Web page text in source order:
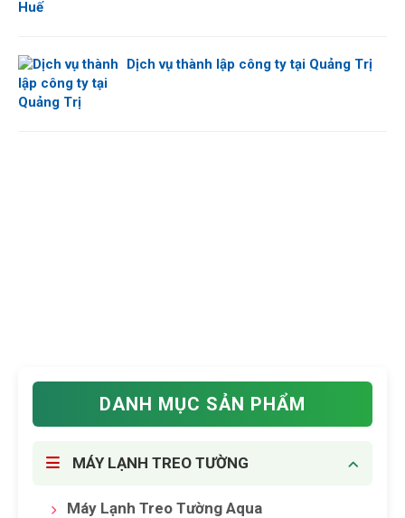
Dịch vụ thành lập công ty tại Quảng Trị
DANH MỤC SẢN PHẨM
MÁY LẠNH TREO TƯỜNG
Máy Lạnh Treo Tường Aqua